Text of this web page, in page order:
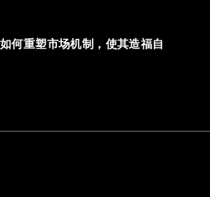
何重塑市场机制，使其造福自